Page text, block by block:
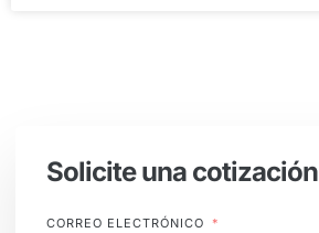
Solicite una cotización
CORREO ELECTRÓNICO